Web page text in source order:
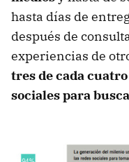
hasta días de
después de
experiencias de
tres de cada
sociales para